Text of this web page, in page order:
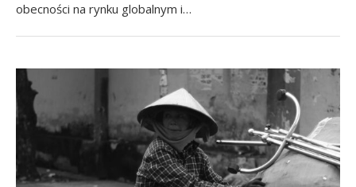
obecności na rynku globalnym i…